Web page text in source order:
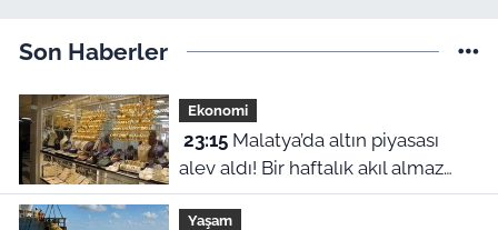
Son Haberler
Ekonomi
23:15Malatya’da altın piyasası
alev aldı! Bir haftalık akıl almaz
fiyat farklılıkları belli oldu
Yaşam